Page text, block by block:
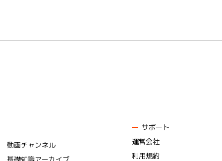
動画チャンネル
サポート
運営会社
利用規約